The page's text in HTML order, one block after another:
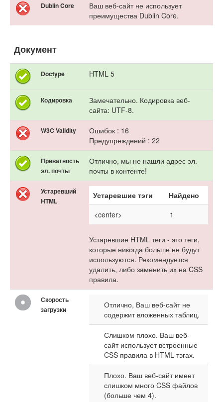
Dublin Core
Ваш веб-сайт не использует
преимущества Dublin Core.
Документ
Doctype HTML 5
Кодировка
Замечательно. Кодировка веб-
сайта: UTF-8.
W3C Validity
Ошибок : 16
Предупреждений : 22
Приватность
эл. почты
Отлично, мы не нашли адрес эл.
почты в контенте!
Устаревший
HTML
Устаревшие тэги
Найдено
<center>
1
Устаревшие HTML теги - это теги,
которые никогда больше не будут
используются. Рекомендуется
удалить, либо заменить их на CSS
правила.
Скорость
загрузки
Отлично, Ваш веб-сайт не
содержит вложенных таблиц.
Слишком плохо. Ваш веб-
сайт использует встроенные
CSS правила в HTML тэгах.
Плохо. Ваш веб-сайт имеет
слишком много CSS файлов
(больше чем 4).